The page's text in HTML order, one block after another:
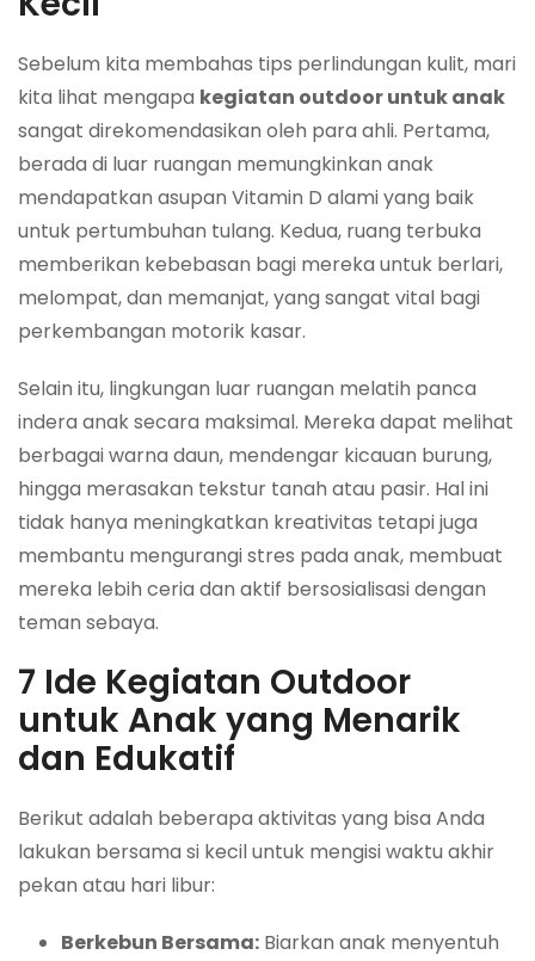
Sebelum kita membahas tips perlindungan kulit, mari
kita lihat mengapa kegiatan outdoor untuk anak
sangat direkomendasikan oleh para ahli. Pertama,
berada di luar ruangan memungkinkan anak
mendapatkan asupan Vitamin D alami yang baik
untuk pertumbuhan tulang. Kedua, ruang terbuka
memberikan kebebasan bagi mereka untuk berlari,
melompat, dan memanjat, yang sangat vital bagi
perkembangan motorik kasar.
Selain itu, lingkungan luar ruangan melatih panca
indera anak secara maksimal. Mereka dapat melihat
berbagai warna daun, mendengar kicauan burung,
hingga merasakan tekstur tanah atau pasir. Hal ini
tidak hanya meningkatkan kreativitas tetapi juga
membantu mengurangi stres pada anak, membuat
mereka lebih ceria dan aktif bersosialisasi dengan
teman sebaya.
7 Ide Kegiatan Outdoor
untuk Anak yang Menarik
dan Edukatif
Berikut adalah beberapa aktivitas yang bisa Anda
lakukan bersama si kecil untuk mengisi waktu akhir
pekan atau hari libur:
Berkebun Bersama: Biarkan anak menyentuh